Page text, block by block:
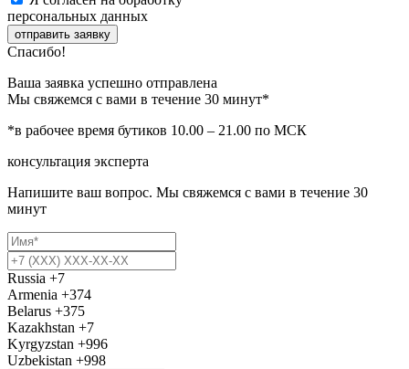
персональных данных
отправить заявку
Спасибо!
Ваша заявка успешно отправлена
Мы свяжемся с вами в течение 30 минут*
*в рабочее время бутиков 10.00 – 21.00 по МСК
консультация эксперта
Напишите ваш вопрос. Мы свяжемся с вами в течение 30
минут
Russia +7
Armenia +374
Belarus +375
Kazakhstan +7
Kyrgyzstan +996
Uzbekistan +998